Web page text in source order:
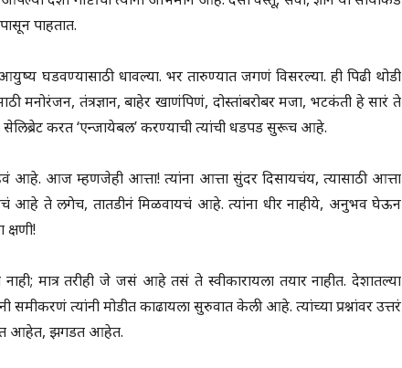
पाहतात.
घडवण्यासाठी धावल्या. भर तारुण्यात जगणं विसरल्या. ही पिढी थोडी
मनोरंजन, तंत्रज्ञान, बाहेर खाणंपिणं, दोस्तांबरोबर मजा, भटकंती हे सारं ते
करत ‘एन्जायेबल’ करण्याची त्यांची धडपड सुरूच आहे.
आज म्हणजेही आत्ता! त्यांना आत्ता सुंदर दिसायचंय, त्यासाठी आत्ता
ते लगेच, तातडीनं मिळवायचं आहे. त्यांना धीर नाहीये, अनुभव घेऊन
मात्र तरीही जे जसं आहे तसं ते स्वीकारायला तयार नाहीत. देशातल्या
त्यांनी मोडीत काढायला सुरुवात केली आहे. त्यांच्या प्रश्नांवर उत्तरं
आहेत, झगडत आहेत.